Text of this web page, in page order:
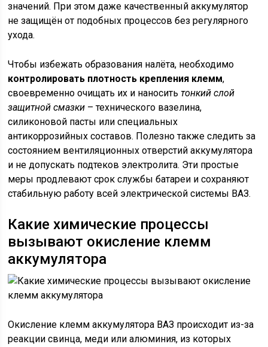
значений. При этом даже качественный аккумулятор
не защищён от подобных процессов без регулярного
ухода.
Чтобы избежать образования налёта, необходимо
контролировать плотность крепления клемм,
своевременно очищать их и наноситьтонкий слой
защитной смазки – технического вазелина,
силиконовой пасты или специальных
антикоррозийных составов. Полезно также следить за
состоянием вентиляционных отверстий аккумулятора
и не допускать подтеков электролита. Эти простые
меры продлевают срок службы батареи и сохраняют
стабильную работу всей электрической системы ВАЗ.
Какие химические процессы
вызывают окисление клемм
аккумулятора
Окисление клемм аккумулятора ВАЗ происходит из-за
реакции свинца, меди или алюминия, из которых